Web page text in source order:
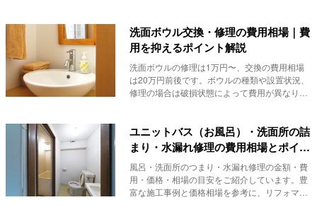
洗面ボウル交換・修理の費用相場｜費
用を抑えるポイント解説
洗面ボウルの修理は1万円〜、交換の費用相場
は20万円前後です。ボウルの種類や設置状況、
修理の場合は破損状態によって費用が異なりま
ユニットバス（お風呂）・洗面所の詰
まり・水漏れ修理の費用相場とポイン
ト
風呂・洗面所のつまり・水漏れ修理の金額・費
用・価格・相場の目安をご紹介しています。豊
富な施工事例と価格相場を参考に、リフォマな